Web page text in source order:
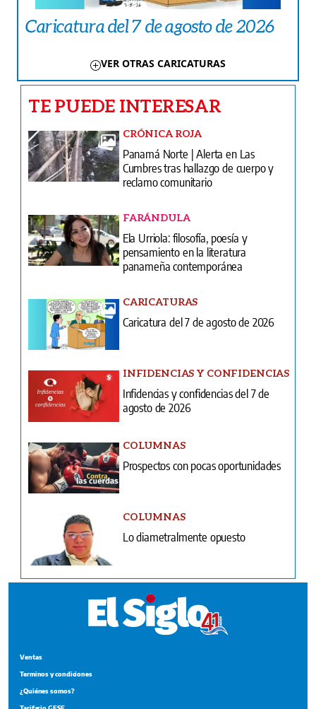
Caricatura del 7 de agosto de 2026
VER OTRAS CARICATURAS
TE PUEDE INTERESAR
CRÓNICA ROJA
Panamá Norte | Alerta en Las
Cumbres tras hallazgo de cuerpo y
reclamo comunitario
FARÁNDULA
Ela Urriola: filosofía, poesía y
pensamiento en la literatura
panameña contemporánea
CARICATURAS
Caricatura del 7 de agosto de 2026
INFIDENCIAS Y CONFIDENCIAS
Infidencias y confidencias del 7 de
agosto de 2026
COLUMNAS
Prospectos con pocas oportunidades
COLUMNAS
Lo diametralmente opuesto
Ventas
Terminos y condiciones
¿Quiénes somos?